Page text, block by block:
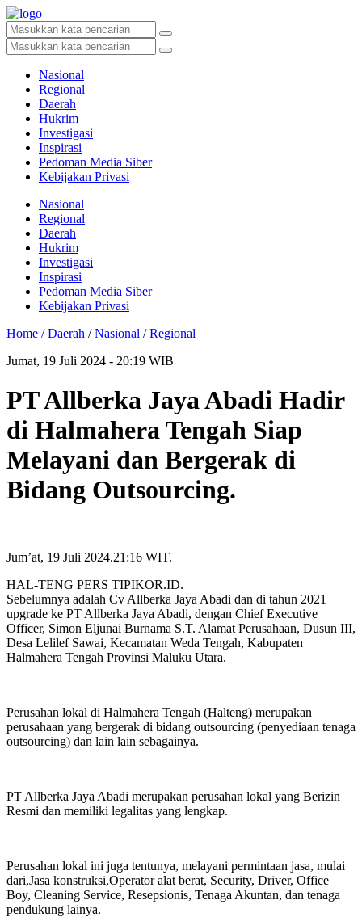
Nasional
Regional
Daerah
Hukrim
Investigasi
Inspirasi
Pedoman Media Siber
Kebijakan Privasi
Nasional
Regional
Daerah
Hukrim
Investigasi
Inspirasi
Pedoman Media Siber
Kebijakan Privasi
Home /Daerah /Nasional /Regional
Jumat, 19 Juli 2024 - 20:19 WIB
PT Allberka Jaya Abadi Hadir
di Halmahera Tengah Siap
Melayani dan Bergerak di
Bidang Outsourcing.
Jum’at, 19 Juli 2024.21:16 WIT.
HAL-TENG PERS TIPIKOR.ID.
Sebelumnya adalah Cv Allberka Jaya Abadi dan di tahun 2021
upgrade ke PT Allberka Jaya Abadi, dengan Chief Executive
Officer, Simon Eljunai Burnama S.T. Alamat Perusahaan, Dusun III,
Desa Lelilef Sawai, Kecamatan Weda Tengah, Kabupaten
Halmahera Tengah Provinsi Maluku Utara.
Perusahan lokal di Halmahera Tengah (Halteng) merupakan
perusahaan yang bergerak di bidang outsourcing (penyediaan tenaga
outsourcing) dan lain lain sebagainya.
PT Allberka Jaya Abadi merupakan perusahan lokal yang Berizin
Resmi dan memiliki legalitas yang lengkap.
Perusahan lokal ini juga tentunya, melayani permintaan jasa, mulai
dari,Jasa konstruksi,Operator alat berat, Security, Driver, Office
Boy, Cleaning Service, Resepsionis, Tenaga Akuntan, dan tenaga
pendukung lainya.